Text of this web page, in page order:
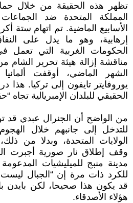
تظهر هذه الحقيقة من خلال
المملكة المتحدة ضد
الأسابيع الماضية. تم اتهام ستة
إرهابية، وهو ما يدل على
الحكومات الغربية التي
مناقشة إزالة هيئة تحرير الشام
يوروفايتر تايفون إلى تركيا.
الحقيقي للبلدان الإمبريالية تجاه
من الواضح أن الجنرال عبدي قد
للتدخل إلى جانبهم خلال
الولايات المتحدة، وبدلا من
وقف إطلاق نار صورية أجبرت
مدينة منبج للميليشيات
للكرد ذات مرة إن “الجبال ليست
قد يكون هذا صحيحا، لكن بايدن
هؤلاء الأصدقاء.